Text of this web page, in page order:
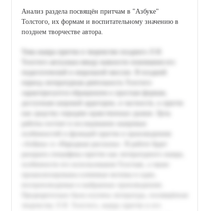
Анализ раздела посвящён притчам в "Азбуке"
Толстого, их формам и воспитательному значению в
позднем творчестве автора.